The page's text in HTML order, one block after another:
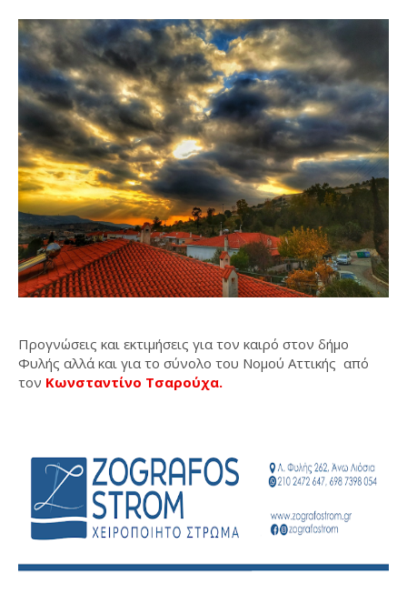
Προγνώσεις και εκτιμήσεις για τον καιρό στον δήμο
Φυλής αλλά και για το σύνολο του Νομού Αττικής από
τον Κωνσταντίνο Τσαρούχα.